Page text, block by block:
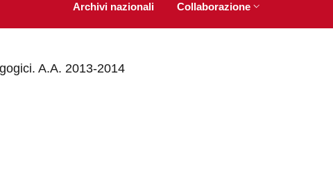
Archivi nazionali Collaborazione
A.A. 2013-2014